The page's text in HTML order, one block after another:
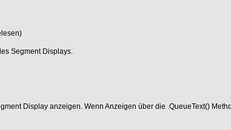
Segment Displays.
Display anzeigen. Wenn Anzeigen über die .QueueText()